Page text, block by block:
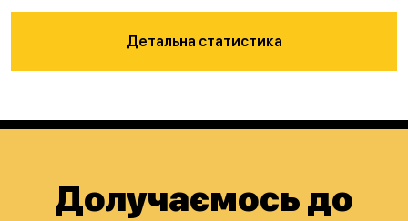
Детальна статистика
Долучаємось до